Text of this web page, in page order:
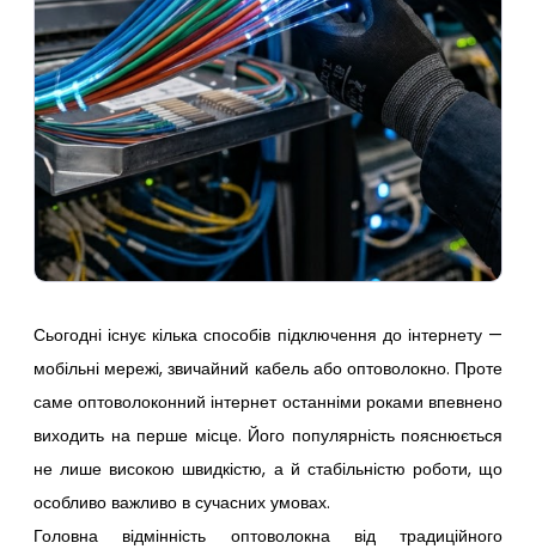
Сьогодні існує кілька способів підключення до інтернету —
мобільні мережі, звичайний кабель або оптоволокно. Проте
саме оптоволоконний інтернет останніми роками впевнено
виходить на перше місце. Його популярність пояснюється
не лише високою швидкістю, а й стабільністю роботи, що
особливо важливо в сучасних умовах.
Головна відмінність оптоволокна від традиційного